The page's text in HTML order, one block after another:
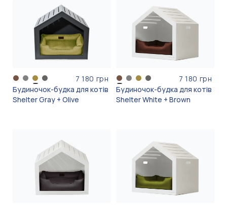
7 180 грн
Будиночок-будка для котів
Shelter Gray + Olive
7 180 грн
Будиночок-будка для котів
Shelter White + Brown